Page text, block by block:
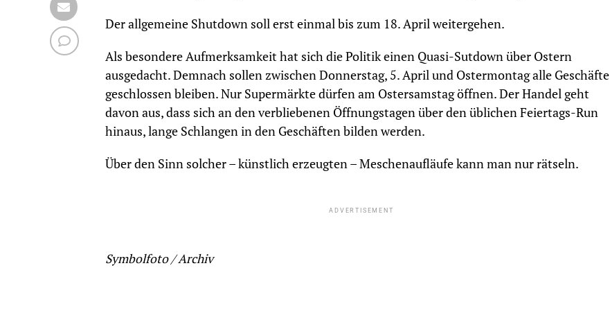
Der allgemeine Shutdown soll erst einmal bis zum 18. April weitergehen.
Als besondere Aufmerksamkeit hat sich die Politik einen Quasi-Sutdown über Ostern
ausgedacht. Demnach sollen zwischen Donnerstag, 5. April und Ostermontag alle Geschäfte
geschlossen bleiben. Nur Supermärkte dürfen am Ostersamstag öffnen. Der Handel geht
davon aus, dass sich an den verbliebenen Öffnungstagen über den üblichen Feiertags-Run
hinaus, lange Schlangen in den Geschäften bilden werden.
Über den Sinn solcher – künstlich erzeugten – Meschenaufläufe kann man nur rätseln.
ADVERTISEMENT
Symbolfoto / Archiv